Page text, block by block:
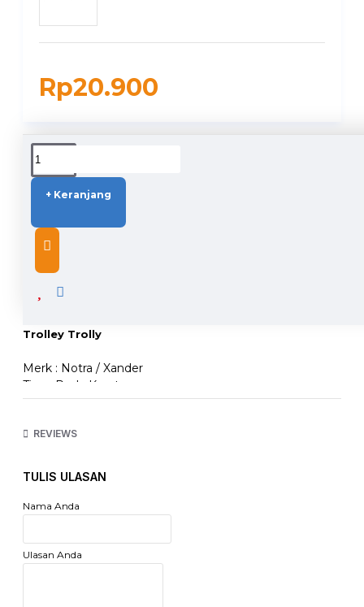
Rp20.900
+ Keranjang
DUKUNGAN PENGIRIMAN
DESCRIPTION
Trolley Trolly
Merk : Notra / Xander
Tipe : Roda Karet
Ukuran : 3 Inch / 75mm / 7.5cm (75-25-45)
Bahan : Rubber / Karet Mentah
REVIEWS
TULIS ULASAN
Nama Anda
Ulasan Anda